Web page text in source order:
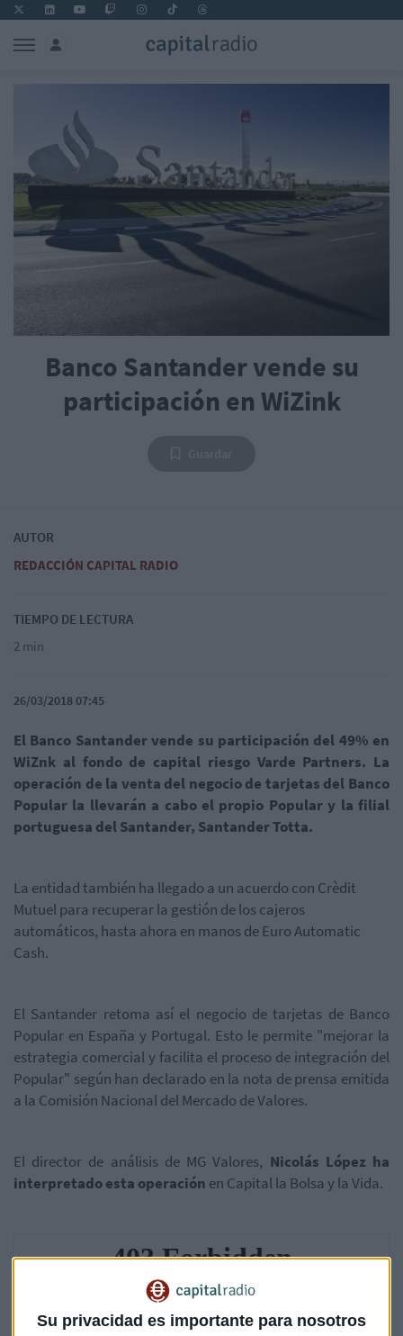
Su privacidad es importante para nosotros
Banco Santander vende su
participación en WiZink
AUTOR
REDACCIÓN CAPITAL RADIO
TIEMPO DE LECTURA
2 min
26/03/2018 07:45
El Banco Santander vende su participación del 49% en
WiZnk al fondo de capital riesgo Varde Partners. La
operación de la venta del negocio de tarjetas del Banco
Popular la llevarán a cabo el propio Popular y la filial
portuguesa del Santander, Santander Totta.
La entidad también ha llegado a un acuerdo con Crèdit
Mutuel para recuperar la gestión de los cajeros
automáticos, hasta ahora en manos de Euro Automatic
Cash.
El Santander retoma así el negocio de tarjetas de Banco
Popular en España y Portugal. Esto le permite "mejorar la
estrategia comercial y facilita el proceso de integración del
Popular" según han declarado en la nota de prensa emitida
a la Comisión Nacional del Mercado de Valores.
El director de análisis de MG Valores, Nicolás López ha
interpretado esta operación en Capital la Bolsa y la Vida.